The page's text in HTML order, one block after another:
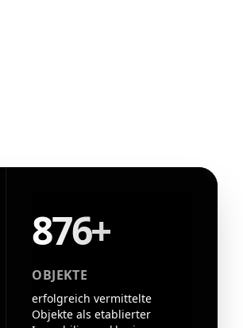
876+
OBJEKTE
erfolgreich vermittelte
Objekte als etablierter